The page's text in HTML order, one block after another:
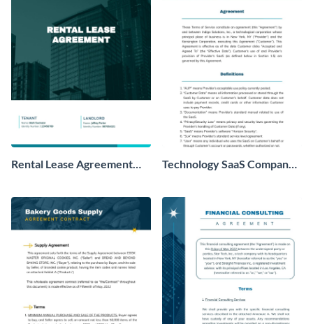
Rental Lease Agreement
Technology SaaS Company